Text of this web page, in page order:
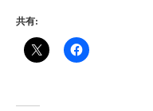
共有: